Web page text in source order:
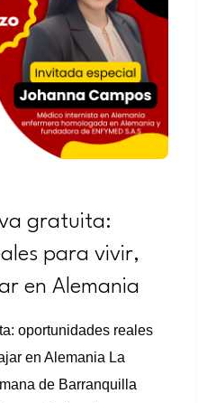
gratuita:
para vivir,
en Alemania
oportunidades reales
en Alemania La
de Barranquilla